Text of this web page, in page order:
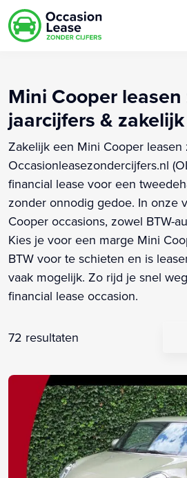
Mini Cooper
jaarcijfers &
Zakelijk een Mini Cooper leasen
Occasionleasezondercijfers.nl
financial lease voor een
zonder onnodig gedoe. In onze
Cooper occasions, zowel BTW-
Kies je voor een marge Mini
BTW voor te schieten en is
vaak mogelijk. Zo rijd je snel
financial lease occasion.
72 resultaten